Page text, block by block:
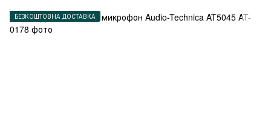
БЕЗКОШТОВНА ДОСТАВКА